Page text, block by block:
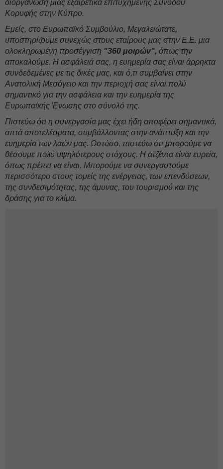
διοργάνωση μιας εξαιρετικά επιτυχημένης Συνόδου
Κορυφής στην Κύπρο.
Εμείς, στο Ευρωπαϊκό Συμβούλιο, Μεγαλειώτατε,
υποστηρίζουμε συνεχώς στους εταίρους μας στην Ε.Ε. μια
ολοκληρωμένη προσέγγιση "360 μοιρών", όπως την
αποκαλούμε. Η ασφάλειά σας, η ευημερία σας είναι άρρηκτα
συνδεδεμένες με τις δικές μας, και ό,τι συμβαίνει στην
Ανατολική Μεσόγειο και την περιοχή σας είναι πολύ
σημαντικό για την ασφάλεια και την ευημερία της
Ευρωπαϊκής Ένωσης στο σύνολό της.
Πιστεύω ότι η συνεργασία μας έχει ήδη αποφέρει σημαντικά,
απτά αποτελέσματα, συμβάλλοντας στην ανάπτυξη και την
ευημερία των λαών μας. Ωστόσο, πιστεύω ότι μπορούμε να
θέσουμε πολύ υψηλότερους στόχους. Η ατζέντα είναι ευρεία,
όπως πρέπει να είναι. Μπορούμε να συνεργαστούμε
περισσότερο στους τομείς της ενέργειας, των επενδύσεων,
της συνδεσιμότητας, της άμυνας, του τουρισμού και της
δράσης για το κλίμα.